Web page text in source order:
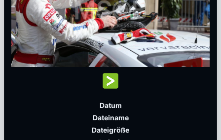
Datum
Dateiname
Dateigröße